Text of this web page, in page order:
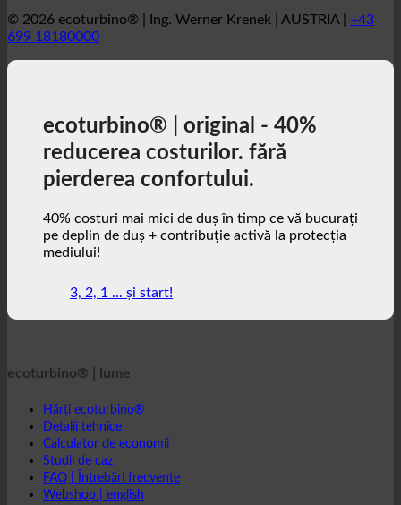
© 2026 ecoturbino® | Ing. Werner Krenek | AUSTRIA |
ecoturbino® | original - 40%
reducerea costurilor. fără
pierderea confortului.
40% costuri mai mici de duș în timp ce vă bucurați
pe deplin de duș + contribuție activă la protecția
Hărți ecoturbino®
Detalii tehnice
Calculator de economii
Studii de caz
FAQ | Întrebări frecvente